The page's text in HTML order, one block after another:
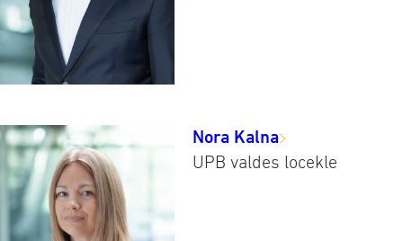
Nora Kalna
UPB valdes locekle